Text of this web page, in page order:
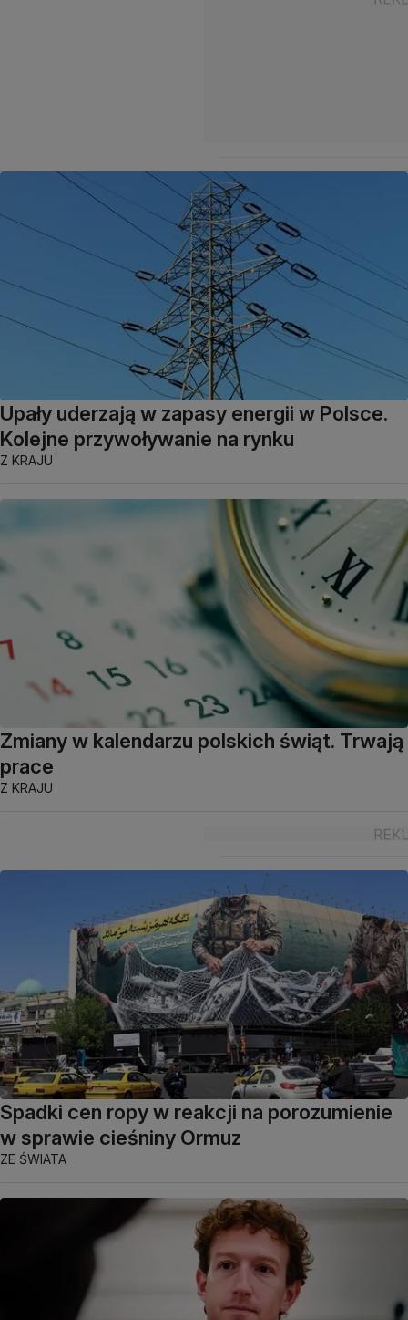
Upały uderzają w zapasy energii w Polsce.
Kolejne przywoływanie na rynku
Z KRAJU
Zmiany w kalendarzu polskich świąt. Trwają
prace
Z KRAJU
Spadki cen ropy w reakcji na porozumienie
w sprawie cieśniny Ormuz
ZE ŚWIATA